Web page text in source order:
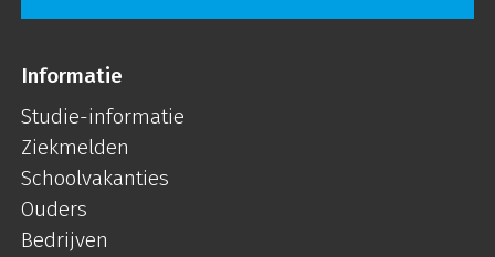
Informatie
Studie-informatie
Ziekmelden
Schoolvakanties
Ouders
Bedrijven